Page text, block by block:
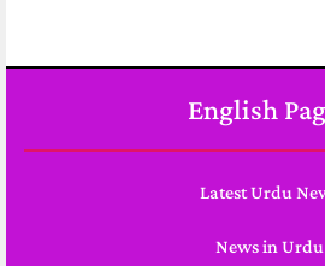
English
Latest Urdu
News in Urdu